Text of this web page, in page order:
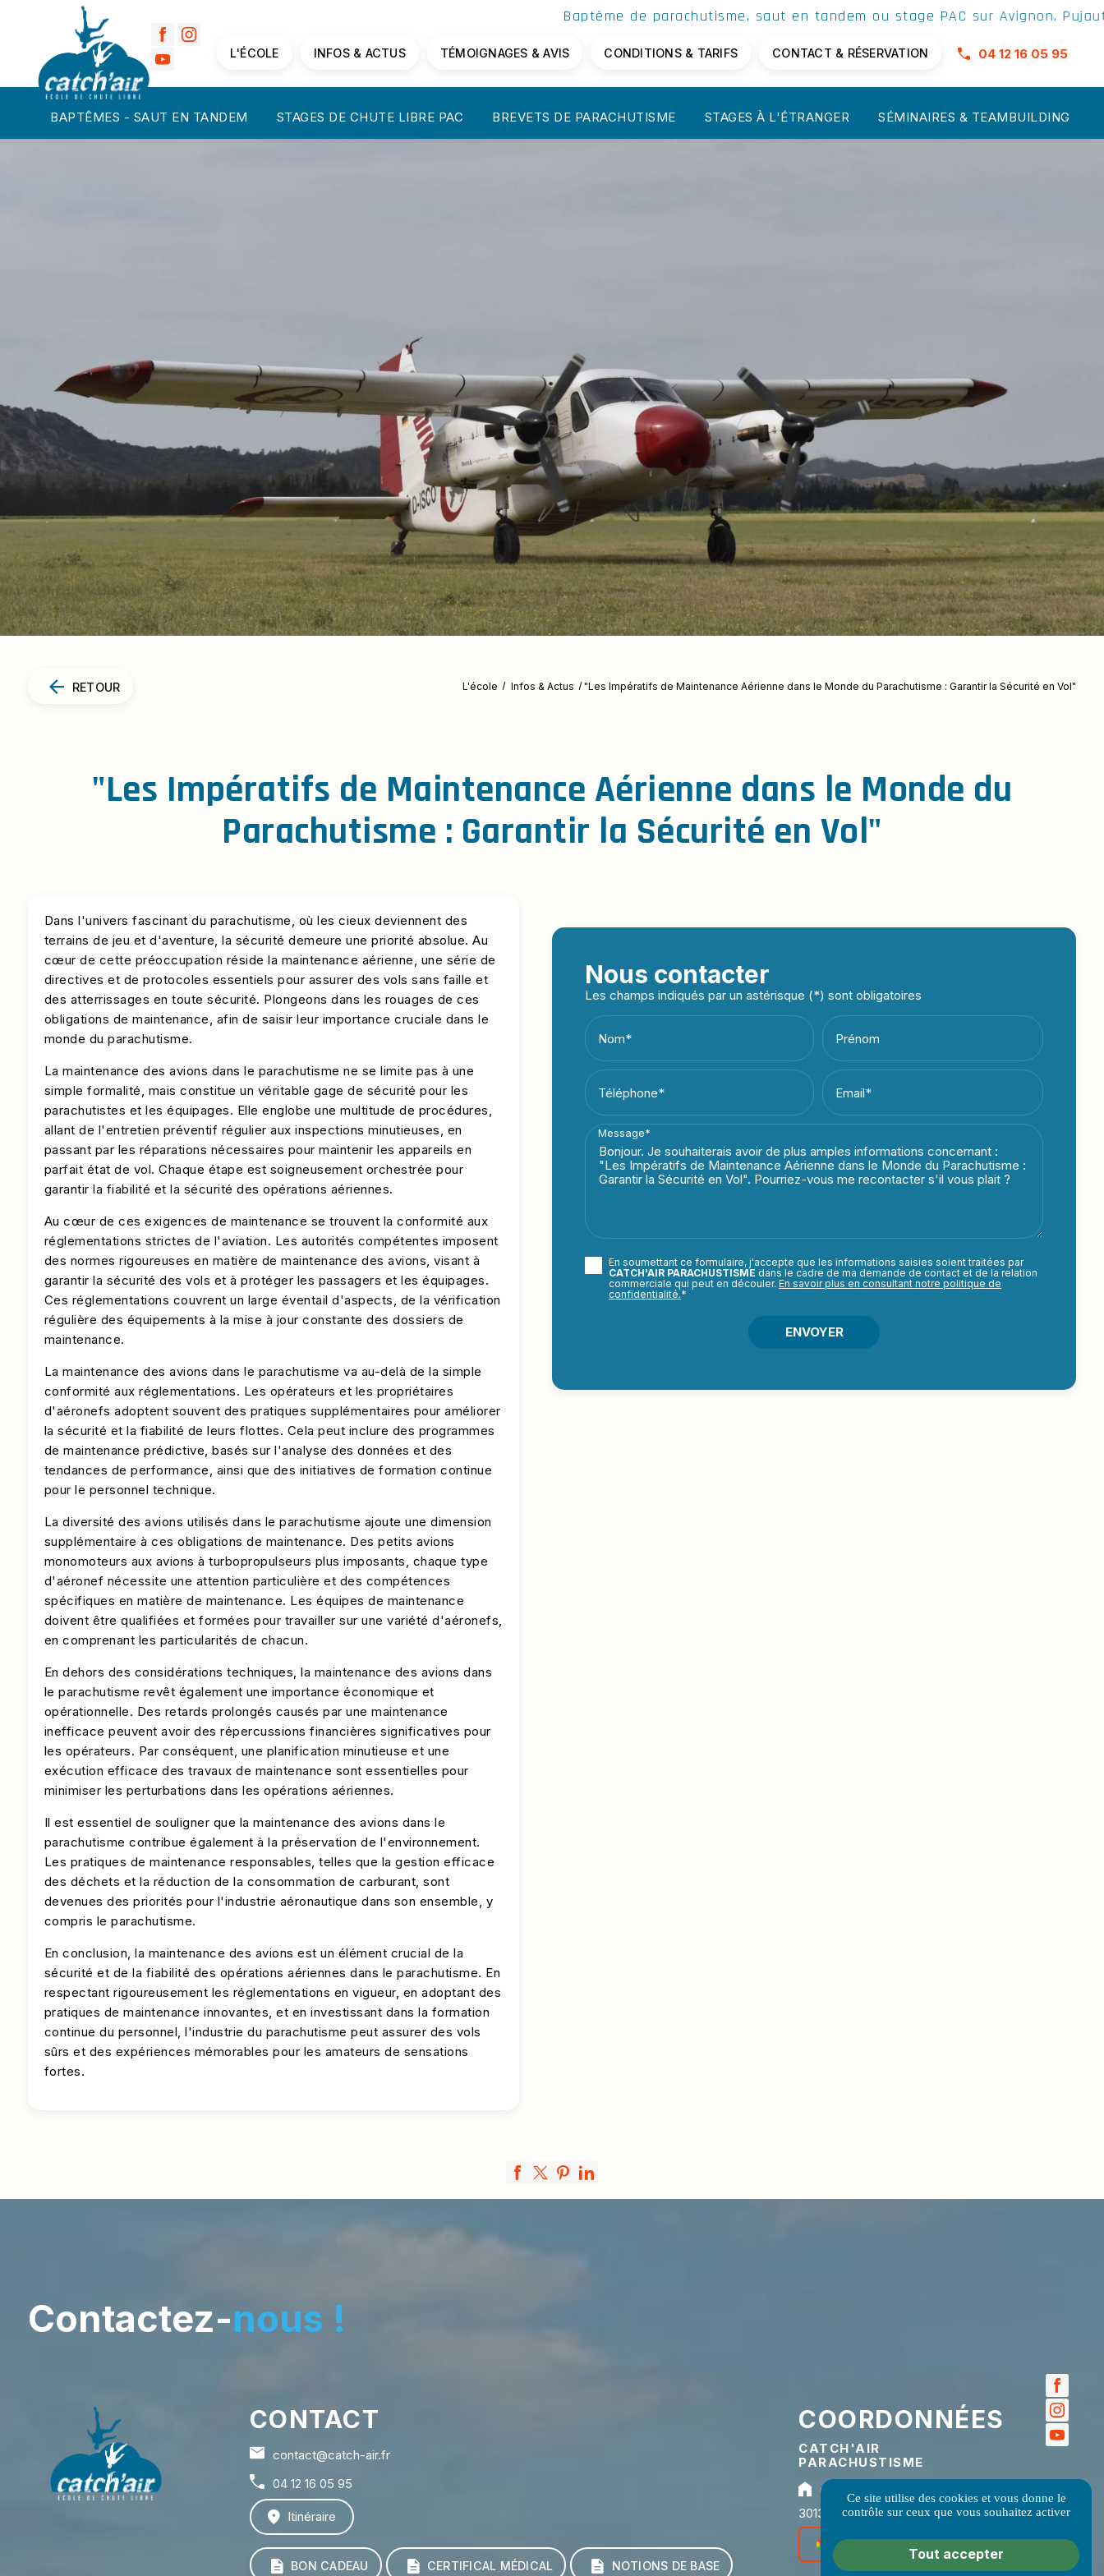
L'ÉCOLE INFOS & ACTUS TÉMOIGNAGES & AVIS CONDITIONS & TARIFS CONTACT & RÉSERVATION 04 12 16 05 95
BAPTÊMES - SAUT EN TANDEM STAGES DE CHUTE LIBRE PAC BREVETS DE PARACHUTISME STAGES À L'ÉTRANGER SÉMINAIRES & TEAMBUILDING
L'école Infos & Actus "Les Impératifs de Maintenance Aérienne dans le Monde du Parachutisme : Garantir la Sécurité en Vol"
RETOUR
"Les Impératifs de Maintenance Aérienne dans le Monde du
Parachutisme : Garantir la Sécurité en Vol"
Dans l'univers fascinant du parachutisme, où les cieux deviennent des
terrains de jeu et d'aventure, la sécurité demeure une priorité absolue. Au
cœur de cette préoccupation réside la maintenance aérienne, une série de
directives et de protocoles essentiels pour assurer des vols sans faille et
des atterrissages en toute sécurité. Plongeons dans les rouages de ces
obligations de maintenance, afin de saisir leur importance cruciale dans le
monde du parachutisme.
La maintenance des avions dans le parachutisme ne se limite pas à une
simple formalité, mais constitue un véritable gage de sécurité pour les
parachutistes et les équipages. Elle englobe une multitude de procédures,
allant de l'entretien préventif régulier aux inspections minutieuses, en
passant par les réparations nécessaires pour maintenir les appareils en
parfait état de vol. Chaque étape est soigneusement orchestrée pour
garantir la fiabilité et la sécurité des opérations aériennes.
Au cœur de ces exigences de maintenance se trouvent la conformité aux
réglementations strictes de l'aviation. Les autorités compétentes imposent
des normes rigoureuses en matière de maintenance des avions, visant à
garantir la sécurité des vols et à protéger les passagers et les équipages.
Ces réglementations couvrent un large éventail d'aspects, de la vérification
régulière des équipements à la mise à jour constante des dossiers de
maintenance.
La maintenance des avions dans le parachutisme va au-delà de la simple
conformité aux réglementations. Les opérateurs et les propriétaires
d'aéronefs adoptent souvent des pratiques supplémentaires pour améliorer
la sécurité et la fiabilité de leurs flottes. Cela peut inclure des programmes
de maintenance prédictive, basés sur l'analyse des données et des
tendances de performance, ainsi que des initiatives de formation continue
pour le personnel technique.
La diversité des avions utilisés dans le parachutisme ajoute une dimension
supplémentaire à ces obligations de maintenance. Des petits avions
monomoteurs aux avions à turbopropulseurs plus imposants, chaque type
d'aéronef nécessite une attention particulière et des compétences
spécifiques en matière de maintenance. Les équipes de maintenance
doivent être qualifiées et formées pour travailler sur une variété d'aéronefs,
en comprenant les particularités de chacun.
En dehors des considérations techniques, la maintenance des avions dans
le parachutisme revêt également une importance économique et
opérationnelle. Des retards prolongés causés par une maintenance
inefficace peuvent avoir des répercussions financières significatives pour
les opérateurs. Par conséquent, une planification minutieuse et une
exécution efficace des travaux de maintenance sont essentielles pour
minimiser les perturbations dans les opérations aériennes.
Il est essentiel de souligner que la maintenance des avions dans le
parachutisme contribue également à la préservation de l'environnement.
Les pratiques de maintenance responsables, telles que la gestion efficace
des déchets et la réduction de la consommation de carburant, sont
devenues des priorités pour l'industrie aéronautique dans son ensemble, y
compris le parachutisme.
En conclusion, la maintenance des avions est un élément crucial de la
sécurité et de la fiabilité des opérations aériennes dans le parachutisme. En
respectant rigoureusement les réglementations en vigueur, en adoptant des
pratiques de maintenance innovantes, et en investissant dans la formation
continue du personnel, l'industrie du parachutisme peut assurer des vols
sûrs et des expériences mémorables pour les amateurs de sensations
fortes.
Nous contacter
Les champs indiqués par un astérisque (*) sont obligatoires
Nom* Prénom
Téléphone* Email*
Message*
En soumettant ce formulaire, j'accepte que les informations saisies soient traitées par
CATCH'AIR PARACHUSTISME dans le cadre de ma demande de contact et de la relation
commerciale qui peut en découler. En savoir plus en consultant notre politique de
confidentialité.*
Contactez-nous !
CONTACT
contact@catch-air.fr
04 12 16 05 95
Itinéraire
BON CADEAU CERTIFICAL MÉDICAL NOTIONS DE BASE
COORDONNÉES
CATCH'AIR
PARACHUSTISME
65 Rue Sous le Vallat
30131 Pujaut
Déposez votre avis
Panneau de gestion des cookies
Ce site utilise des cookies et vous donne le
contrôle sur ceux que vous souhaitez activer
Tout accepter